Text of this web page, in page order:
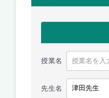
授業名
先生名